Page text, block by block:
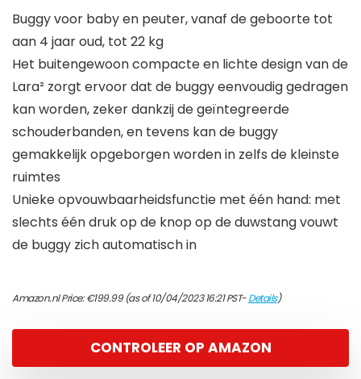
Buggy voor baby en peuter, vanaf de geboorte tot
aan 4 jaar oud, tot 22 kg
Het buitengewoon compacte en lichte design van de
Lara² zorgt ervoor dat de buggy eenvoudig gedragen
kan worden, zeker dankzij de geïntegreerde
schouderbanden, en tevens kan de buggy
gemakkelijk opgeborgen worden in zelfs de kleinste
ruimtes
Unieke opvouwbaarheidsfunctie met één hand: met
slechts één druk op de knop op de duwstang vouwt
de buggy zich automatisch in
Amazon.nl Price:€199.99(as of 10/04/2023 16:21 PST-Details)
CONTROLEER OP AMAZON